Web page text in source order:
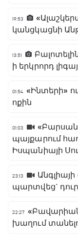
19:53
կանցկացնի
13:51
ի երկրորդ
01:54 «Ինտերի»
ոքին
01:03
պայքարում
Իսպանիայի
23:13
պարտվեց`
22:27
խաղում